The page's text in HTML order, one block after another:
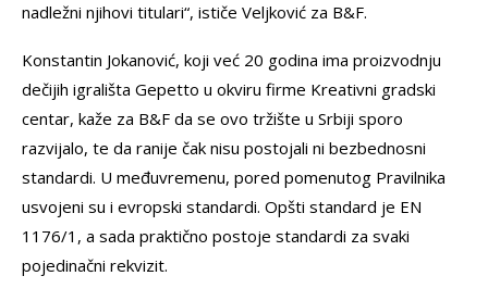
nadležni njihovi titulari“, ističe Veljković za B&F.
Konstantin Jokanović, koji već 20 godina ima proizvodnju
dečijih igrališta Gepetto u okviru firme Kreativni gradski
centar, kaže za B&F da se ovo tržište u Srbiji sporo
razvijalo, te da ranije čak nisu postojali ni bezbednosni
standardi. U međuvremenu, pored pomenutog Pravilnika
usvojeni su i evropski standardi. Opšti standard je EN
1176/1, a sada praktično postoje standardi za svaki
pojedinačni rekvizit.